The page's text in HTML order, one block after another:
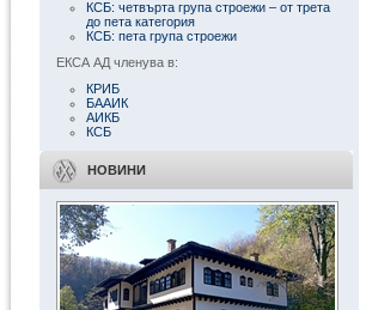
КСБ: четвърта група строежи – от трета
до пета категория
КСБ: пета група строежи
ЕКСА АД членува в:
КРИБ
БААИК
АИКБ
КСБ
НОВИНИ